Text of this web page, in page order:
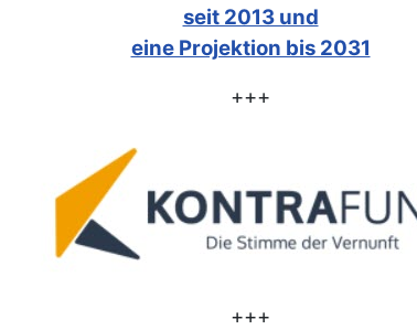
seit 2013 und
eine Projektion bis 2031
+++
+++